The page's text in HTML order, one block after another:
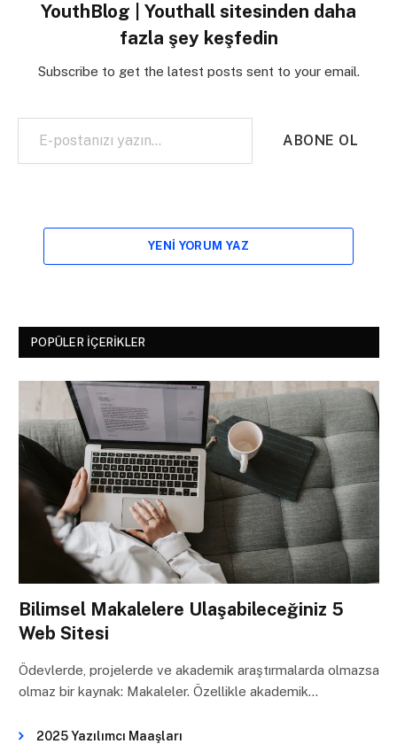
YouthBlog | Youthall sitesinden daha
fazla şey keşfedin
Subscribe to get the latest posts sent to your email.
E-postanızı yazın…
ABONE OL
YENI YORUM YAZ
POPÜLER İÇERIKLER
Bilimsel Makalelere Ulaşabileceğiniz 5
Web Sitesi
Ödevlerde, projelerde ve akademik araştırmalarda olmazsa
olmaz bir kaynak: Makaleler. Özellikle akademik…
2025 Yazılımcı Maaşları